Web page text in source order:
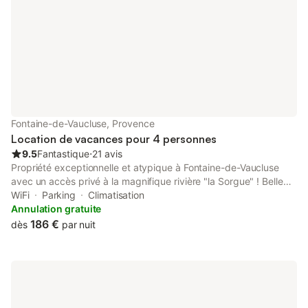
Fontaine-de-Vaucluse, Provence
Location de vacances pour 4 personnes
9.5Fantastique⋅21 avis
Propriété exceptionnelle et atypique à Fontaine-de-Vaucluse
avec un accès privé à la magnifique rivière "la Sorgue" ! Belle
piscine chauffée (idéal pour le hors saison) nichée plein sud
entre la rivière et la falaise. La piscine est chauffée du 15 avril
au 15 octobre. Ce logement de 75m2 est très confortable,
WiFi Parking
Climatisation
Annulation gratuite
dès 186 € par nuit